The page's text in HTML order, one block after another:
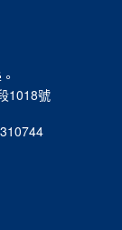
1018號